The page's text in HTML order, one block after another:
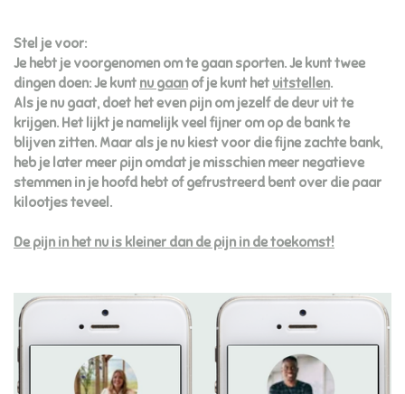
Stel je voor:
Je hebt je voorgenomen om te gaan sporten. Je kunt twee
dingen doen: Je kunt nu gaan of je kunt het uitstellen.
Als je nu gaat, doet het even pijn om jezelf de deur uit te
krijgen. Het lijkt je namelijk veel fijner om op de bank te
blijven zitten. Maar als je nu kiest voor die fijne zachte bank,
heb je later meer pijn omdat je misschien meer negatieve
stemmen in je hoofd hebt of gefrustreerd bent over die paar
kilootjes teveel.
De pijn in het nu is kleiner dan de pijn in de toekomst!